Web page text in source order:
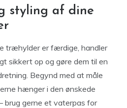
styling af dine
træhylder er færdige, handler
sikkert op og gøre dem til en
Begynd med at måle
hænger i den ønskede
brug gerne et vaterpas for